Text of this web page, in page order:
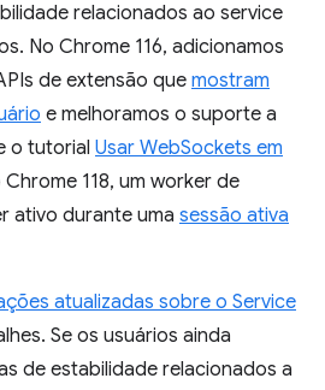
relacionados ao service
No Chrome 116, adicionamos
de extensão que mostram
e melhoramos o suporte a
o tutorial Usar WebSockets em
118, um worker de
ativo durante uma sessão ativa
atualizadas sobre o Service
Se os usuários ainda
de estabilidade relacionados a